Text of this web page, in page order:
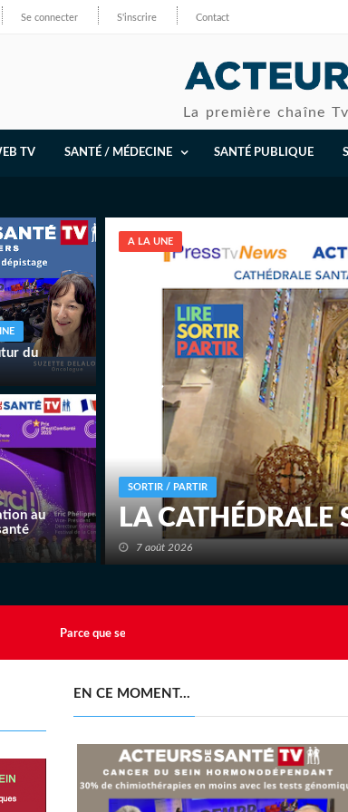
Se connecter S'inscrire Contact
La première chaîne
TV SANTÉ / MÉDECINE SANTÉ PUBLIQUE
du
quelques
aussi
A LA UNE
SORTIR / PARTIR
LA CATHÉDRALE
7 août 2026
au
Parce que seule une information santé qualifiée peut
EN CE MOMENT...